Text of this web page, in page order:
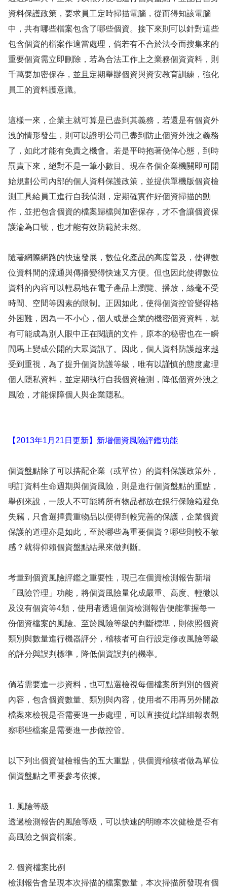
資料保護政策，要求員工定時掃描電腦，從而得知該電腦
中，共有哪些檔案包含了哪些個資。接下來則可以針對這些
包含個資的檔案作適當處理， 倘若有不合於法令而搜集來的
重要個資需立即刪除，若為合法工作上之業務個資資料，則
千萬要加密保存，並且定期舉辦個資與資安教育訓練，強化
員工的資料護意識。
這樣一來，企業主就可算是已盡到其義務，若還是有個資外
洩的情形發生，則可以證明公司已盡到防止個資外洩之義務
了，如此才能有免責之機會。若是平時抱著僥倖心態，到時
罰責下來，絕對不是一筆小數目。現在各個企業機關即可開
始規劃公司內部的個人資料保護政策，並提供單機版個資檢
測工具給員工進行自我偵測，定期確實作好個資掃描的動
作，並把包含個資的檔案歸檔與加密保存，才不會讓個資保
護淪為口號，也才能有效防範於未然。
隨著網際網路的快速發展，數位化產品的高度普及，使得數
位資料間的流通與傳播變得快速又方便。但也因此使得數位
資料的內容可以輕易地在電子產品上瀏覽、播放，絲毫不受
時間、空間等因素的限制。正因如此，使得個資控管變得格
外困難，因為一不小心，個人或是企業的機密個資資料，就
有可能成為別人眼中正在閱讀的文件，原本的秘密也在一瞬
間馬上變成公開的大眾資訊了。因此，個人資料防護越來越
受到重視，為了提升個資防護等級，唯有以謹慎的態度處理
個人隱私資料，並定期執行自我個資檢測，降低個資外洩之
風險，才能保障個人與企業隱私。
【2013年1月21日更新】新增個資風險評鑑功能
個資盤點除了可以搭配企業（或單位）的資料保護政策外，
明訂資料生命週期與個資風險，則是進行個資盤點的重點，
舉例來說，一般人不可能將所有物品都放在銀行保險箱避免
失竊，只會選擇貴重物品以便得到較完善的保護，企業個資
保護的道理亦是如此，至於哪些為重要個資？哪些則較不敏
感？就得仰賴個資盤點結果來做判斷。
考量到個資風險評鑑之重要性，現已在個資檢測報告新增
「風險管理」功能，將個資風險量化成嚴重、高度、輕微以
及沒有個資等4類，使用者透過個資檢測報告便能掌握每一
份個資檔案的風險。至於風險等級的判斷標準，則依照個資
類別與數量進行機器評分，稽核者可自行設定修改風險等級
的評分與誤判標準，降低個資誤判的機率。
倘若需要進一步資料，也可點選檢視每個檔案所判別的個資
內容，包含個資數量、類別與內容，使用者不用再另外開啟
檔案來檢視是否需要進一步處理，可以直接從此詳細報表觀
察哪些檔案是需要進一步做控管。
以下列出個資健檢報告的五大重點，供個資稽核者做為單位
個資盤點之重要參考依據。
1. 風險等級
透過檢測報告的風險等級，可以快速的明瞭本次健檢是否有
高風險之個資檔案。
2. 個資檔案比例
檢測報告會呈現本次掃描的檔案數量，本次掃描所發現有個